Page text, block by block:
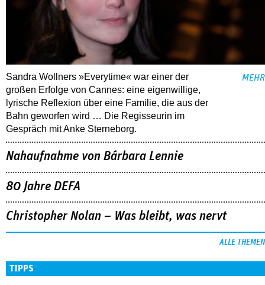
Sandra Wollners »Everytime« war einer der
großen Erfolge von Cannes: eine eigenwillige,
lyrische Reflexion über eine ­Familie, die aus der
Bahn geworfen wird … Die Regisseurin im
Gespräch mit Anke Sterneborg.
MEHR
Nahaufnahme von Bárbara Lennie
80 Jahre DEFA
Christopher Nolan – Was bleibt, was nervt
ALLE THEMEN
TIPPS